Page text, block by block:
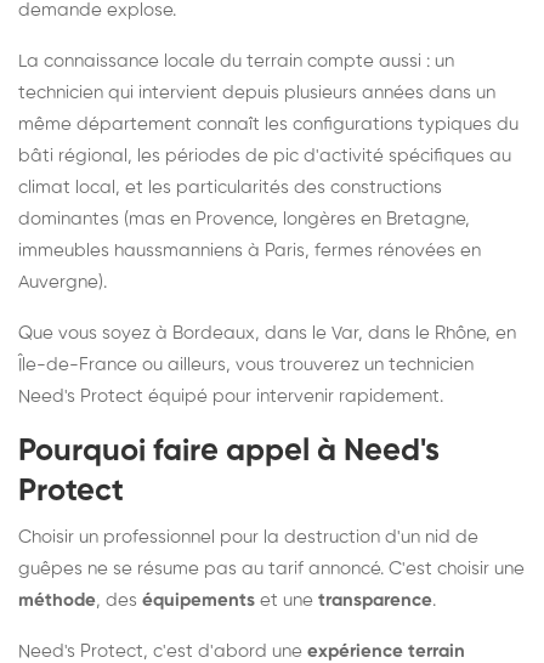
demande explose.
La connaissance locale du terrain compte aussi : un
technicien qui intervient depuis plusieurs années dans un
même département connaît les configurations typiques du
bâti régional, les périodes de pic d'activité spécifiques au
climat local, et les particularités des constructions
dominantes (mas en Provence, longères en Bretagne,
immeubles haussmanniens à Paris, fermes rénovées en
Auvergne).
Que vous soyez à Bordeaux, dans le Var, dans le Rhône, en
Île-de-France ou ailleurs, vous trouverez un technicien
Need's Protect équipé pour intervenir rapidement.
Pourquoi faire appel à Need's
Protect
Choisir un professionnel pour la destruction d'un nid de
guêpes ne se résume pas au tarif annoncé. C'est choisir une
méthode, des équipements et une transparence.
Need's Protect, c'est d'abord une expérience terrain